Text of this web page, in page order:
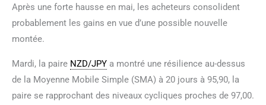
Après une forte hausse en mai, les acheteurs consolident
probablement les gains en vue d’une possible nouvelle
montée.
Mardi, la paire NZD/JPY a montré une résilience au-dessus
de la Moyenne Mobile Simple (SMA) à 20 jours à 95,90, la
paire se rapprochant des niveaux cycliques proches de 97,00.